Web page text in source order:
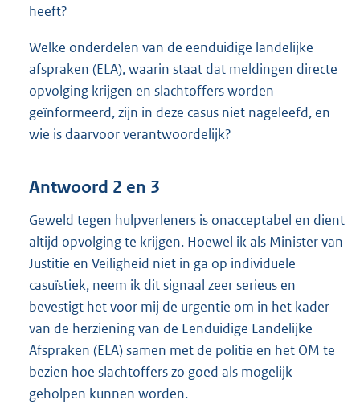
heeft?
Welke onderdelen van de eenduidige landelijke
afspraken (ELA), waarin staat dat meldingen directe
opvolging krijgen en slachtoffers worden
geïnformeerd, zijn in deze casus niet nageleefd, en
wie is daarvoor verantwoordelijk?
Antwoord 2 en 3
Geweld tegen hulpverleners is onacceptabel en dient
altijd opvolging te krijgen. Hoewel ik als Minister van
Justitie en Veiligheid niet in ga op individuele
casuïstiek, neem ik dit signaal zeer serieus en
bevestigt het voor mij de urgentie om in het kader
van de herziening van de Eenduidige Landelijke
Afspraken (ELA) samen met de politie en het OM te
bezien hoe slachtoffers zo goed als mogelijk
geholpen kunnen worden.